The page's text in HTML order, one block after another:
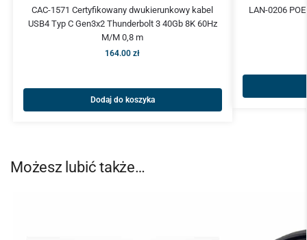
CAC-1571 Certyfikowany dwukierunkowy kabel
USB4 Typ C Gen3x2 Thunderbolt 3 40Gb 8K 60Hz
M/M 0,8 m
164.00zł
Dodaj do koszyka
LAN-0206
Możesz lubić także…